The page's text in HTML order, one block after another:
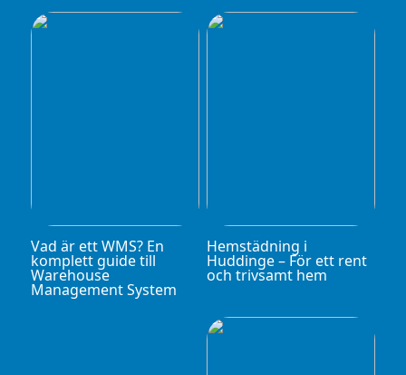
Vad är ett WMS? En
komplett guide till
Warehouse
Management System
Hemstädning i
Huddinge – För ett rent
och trivsamt hem